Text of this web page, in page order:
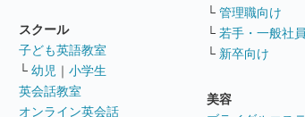
スクール
子ども英語教室
└ 幼児 ｜ 小学生
英会話教室
オンライン英会話
└ 管理職向け
└ 若手・一般社
└ 新卒向け
美容